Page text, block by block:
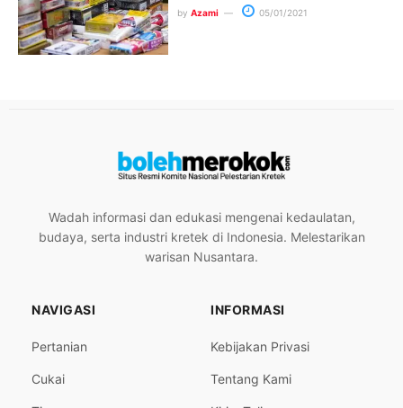
by Azami 05/01/2021
Wadah informasi dan edukasi mengenai kedaulatan,
budaya, serta industri kretek di Indonesia. Melestarikan
warisan Nusantara.
NAVIGASI
Pertanian
Cukai
INFORMASI
Kebijakan Privasi
Tentang Kami